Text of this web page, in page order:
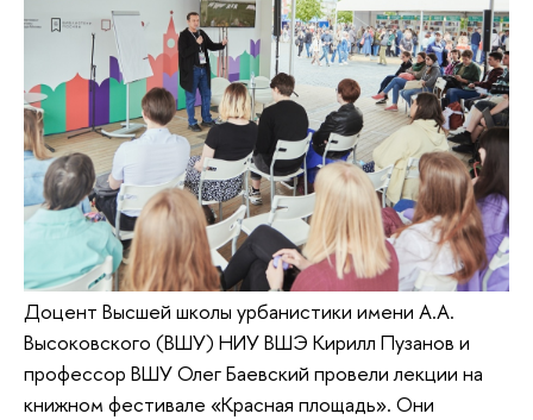
Доцент Высшей школы урбанистики имени А.А.
Высоковского (ВШУ) НИУ ВШЭ Кирилл Пузанов и
профессор ВШУ Олег Баевский провели лекции на
книжном фестивале «Красная площадь». Они